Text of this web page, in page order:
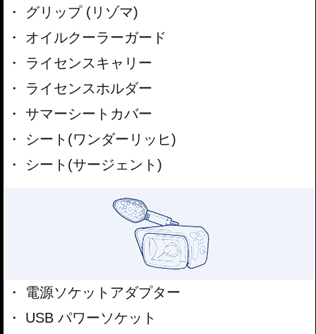
グリップ (リゾマ)
オイルクーラーガード
ライセンスキャリー
ライセンスホルダー
サマーシートカバー
シート(ワンダーリッヒ)
シート(サージェント)
電源ソケットアダプター
USB パワーソケット